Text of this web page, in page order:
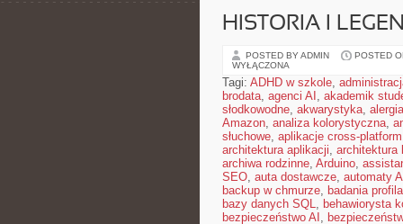
HISTORIA I
POSTED BY ADMIN POSTED
WYŁĄCZONA
Tagi: ADHD w szkole,
brodata, agenci AI , akademik
słodkowodne, akwarystyka,
Amazon, analiza kolorystyczna,
słuchowe, aplikacje cross-platform
architektura aplikacji, architektura
archiwa rodzinne, Arduino,
SEO, auta dostawcze, automaty AI
backup w chmurze, badania
bazy danych SQL, behawiorysta
bezpieczeństwo AI ,